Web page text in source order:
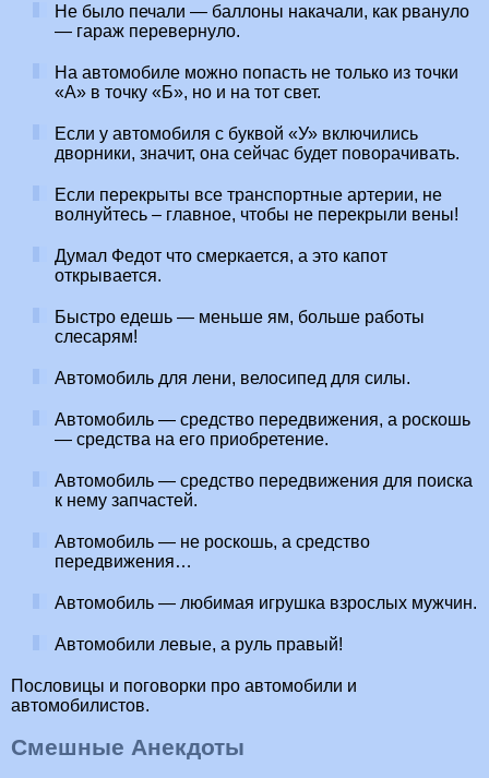
Не было печали — баллоны накачали, как рвануло
— гараж перевернуло.
На автомобиле можно попасть не только из точки
«А» в точку «Б», но и на тот свет.
Если у автомобиля с буквой «У» включились
дворники, значит, она сейчас будет поворачивать.
Если перекрыты все транспортные артерии, не
волнуйтесь – главное, чтобы не перекрыли вены!
Думал Федот что смеркается, а это капот
открывается.
Быстро едешь — меньше ям, больше работы
слесарям!
Автомобиль для лени, велосипед для силы.
Автомобиль — средство передвижения, а роскошь
— средства на его приобретение.
Автомобиль — средство передвижения для поиска
к нему запчастей.
Автомобиль — не роскошь, а средство
передвижения…
Автомобиль — любимая игрушка взрослых мужчин.
Автомобили левые, а руль правый!
Пословицы и поговорки про автомобили и
автомобилистов.
Смешные Анекдоты